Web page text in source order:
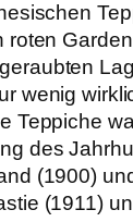
roten Garden
wenig
Teppiche
des
(1900)
(1911)